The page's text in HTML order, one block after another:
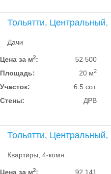
Тольятти, Центральный,
Дачи
Цена за м2:
52 500
Площадь:
20 м2
Участок:
6.5 сот.
Стены:
ДРВ
Тольятти,
Квартиры, 4-комн.
Цена за м2:
92 141